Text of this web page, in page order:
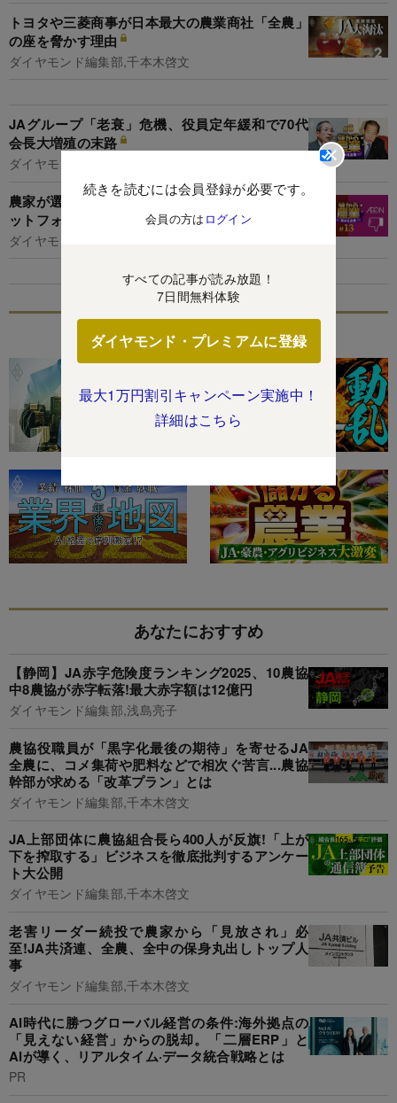
続きを読むには会員登録が必要です。
会員の方は ログイン
すべての記事が読み放題！
7日間無料体験
ダイヤモンド・プレミアムに登録
最大1万円割引キャンペーン実施中！
詳細はこちら
トヨタや三菱商事が日本最大の農業商社「全農」
の座を脅かす理由
ダイヤモンド編集部,千本木啓文
JAグループ「老衰」危機、役員定年緩和で70代
会長大増殖の末路
ダイヤモンド編集部,千本木啓文
農家が選ぶ「農産物の買い手」ランキング、プラ
ットフォーマー6陣営が人気
ダイヤモンド編集部,千本木啓文
特集
あなたにおすすめ
【静岡】JA赤字危険度ランキング2025、10農協
中8農協が赤字転落!最大赤字額は12億円
ダイヤモンド編集部,浅島亮子
農協役職員が「黒字化最後の期待」を寄せるJA
全農に、コメ集荷や肥料などで相次ぐ苦言...農協
幹部が求める「改革プラン」とは
ダイヤモンド編集部,千本木啓文
JA上部団体に農協組合長ら400人が反旗!「上が
下を搾取する」ビジネスを徹底批判するアンケー
ト大公開
ダイヤモンド編集部,千本木啓文
老害リーダー続投で農家から「見放され」必
至!JA共済連、全農、全中の保身丸出しトップ人
事
ダイヤモンド編集部,千本木啓文
AI時代に勝つグローバル経営の条件:海外拠点の
「見えない経営」からの脱却。「二層ERP」と
AIが導く、リアルタイム·データ統合戦略とは
PR